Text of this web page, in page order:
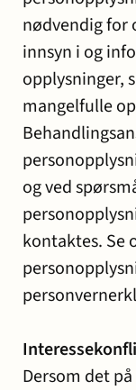
nødvendig for
innsyn i og
opplysninger,
mangelfulle
og ved
kontaktes. Se
Dersom det